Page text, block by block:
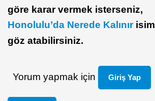
göre karar vermek isterseniz,
Honolulu’da Nerede Kalınır
göz atabilirsiniz.
Yorum yapmak için Giriş Yap